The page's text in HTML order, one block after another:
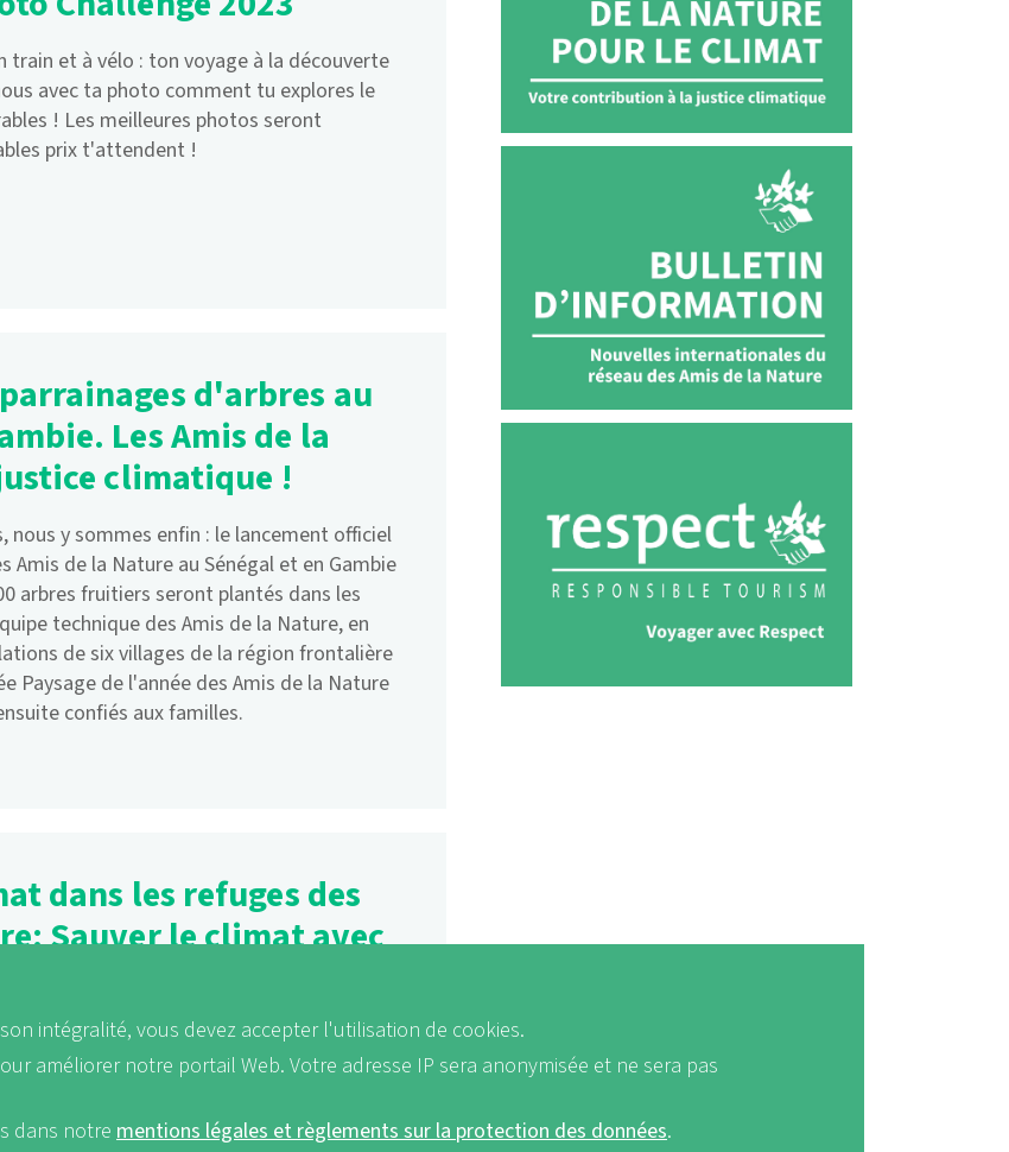
train et à vélo : ton voyage à la découverte
avec ta photo comment tu explores le
! Les meilleures photos seront
prix t'attendent !
d'arbres au
Les Amis de la
climatique !
nous y sommes enfin : le lancement officiel
Amis de la Nature au Sénégal et en Gambie
arbres fruitiers seront plantés dans les
technique des Amis de la Nature, en
de six villages de la région frontalière
Paysage de l'année des Amis de la Nature
confiés aux familles.
dans les refuges des
Sauver le climat avec
déterminante sur notre empreinte
est responsable de plus d'un quart des
effet de serre, dont une grande partie est
animale. Avec leurs « spécialités-climat »,
intégralité, vous devez accepter l'utilisation de cookies.
améliorer notre portail Web. Votre adresse IP sera anonymisée et ne sera pas
dans notre mentions légales et règlements sur la protection des données.